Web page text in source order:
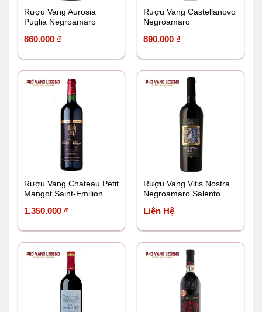
Rượu Vang Aurosia
Puglia Negroamaro
860.000 ₫
Rượu Vang Castellanovo
Negroamaro
890.000 ₫
Rượu Vang Chateau Petit
Mangot Saint-Emilion
1.350.000 ₫
Rượu Vang Vitis Nostra
Negroamaro Salento
Liên Hệ